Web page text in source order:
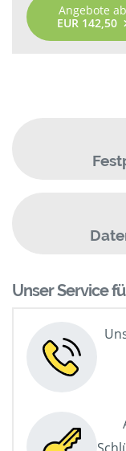
Angebote ab
EUR 142,50
Unser Service